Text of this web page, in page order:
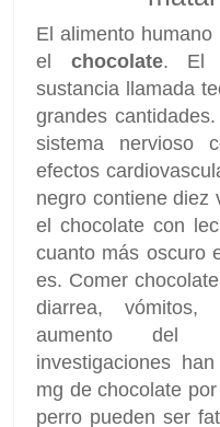
El alimento
el chocolate. El
sustancia llamada
grandes
sistema nervioso
efectos
negro contiene diez
el chocolate con
cuanto más oscuro
es. Comer
diarrea, vómitos,
aumento del
investigaciones
mg de chocolate
perro pueden ser